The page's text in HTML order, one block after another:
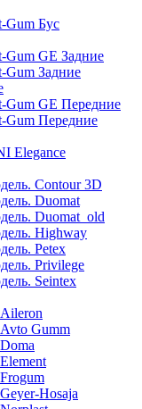
Gum Бус
GE Задние
Задние
GE Передние
Gum Передние
Elegance
Contour 3D
Duomat
Duomat_old
Highway
Petex
Privilege
Seintex
Gumm
Hosaja